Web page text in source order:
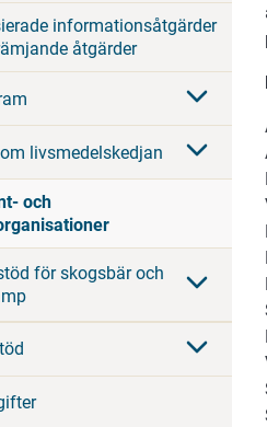
informationsåtgärder
åtgärder
livsmedelskedjan
och
för skogsbär och